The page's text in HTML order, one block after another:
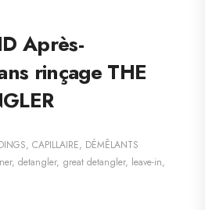
Après-
rinçage THE
, CAPILLAIRE, DÉMÊLANTS
, detangler, great detangler, leave-in,